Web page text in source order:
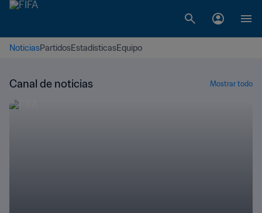
NoticiasPartidosEstadísticasEquipo
Canal de noticias Mostrar todo